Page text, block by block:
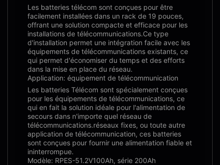
Les batteries télécom sont conçues pour être
facilement installées dans un rack de 19 pouces,
offrant une solution compacte et efficace pour les
installations de télécommunications.Ce type
d'installation permet une intégration facile avec les
équipements de télécommunications existants, ce
qui permet d'économiser du temps et des efforts
dans la mise en place du réseau.
Application: équipement de télécommunication
Les batteries Télécom sont spécialement conçues
pour les équipements de télécommunications, ce
qui en fait la solution idéale pour l'alimentation de
secours dans n'importe quel réseau de
télécommunications.réseaux fixes, ou toute autre
application de télécommunication, ces batteries
sont conçues pour fournir une alimentation fiable et
ininterrompue.
Modèle: RPES-51.2V100Ah, série 200Ah